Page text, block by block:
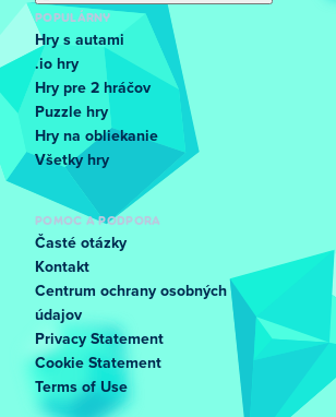
POPULÁRNY
Hry s autami
.io hry
Hry pre 2 hráčov
Puzzle hry
Hry na obliekanie
Všetky hry
POMOC A PODPORA
Časté otázky
Kontakt
Centrum ochrany osobných
údajov
Privacy Statement
Cookie Statement
Terms of Use